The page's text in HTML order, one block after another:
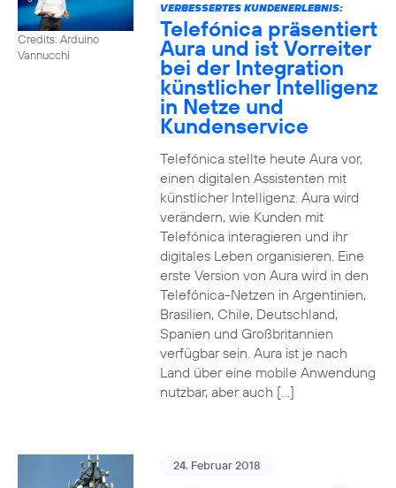
Credits: Arduino
Vannucchi
VERBESSERTES KUNDENERLEBNIS:
Telefónica präsentiert
Aura und ist Vorreiter
bei der Integration
künstlicher Intelligenz
in Netze und
Kundenservice
Telefónica stellte heute Aura vor,
einen digitalen Assistenten mit
künstlicher Intelligenz. Aura wird
verändern, wie Kunden mit
Telefónica interagieren und ihr
digitales Leben organisieren. Eine
erste Version von Aura wird in den
Telefónica-Netzen in Argentinien,
Brasilien, Chile, Deutschland,
Spanien und Großbritannien
verfügbar sein. Aura ist je nach
Land über eine mobile Anwendung
nutzbar, aber auch […]
24. Februar 2018